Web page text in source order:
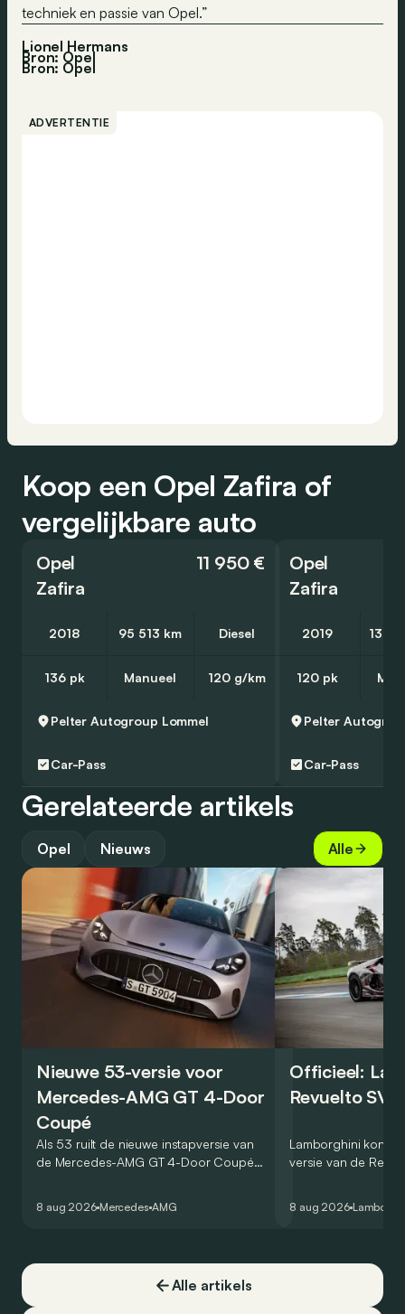
techniek en passie van Opel.”
Lionel Hermans
Bron: Opel
Bron: Opel
ADVERTENTIE
Koop een Opel Zafira of
vergelijkbare auto
Opel
Zafira
11 950 €
2018 95 513 km Diesel
136 pk Manueel 120 g/km
Pelter Autogroup Lommel
Car-Pass
Opel
Zafira
2019 136
120 pk
Pelter
Car-Pass
Gerelateerde artikels
Opel Nieuws Alle
Nieuwe 53-versie voor
Mercedes-AMG GT 4-Door
Coupé
Als 53 ruilt de nieuwe instapversie van
de Mercedes-AMG GT 4-Door Coupé
8 aug 2026 Mercedes AMG
Officieel:
Revuelto SV
Lamborghini
versie van de
een record voor
8 aug 2026
Alle artikels